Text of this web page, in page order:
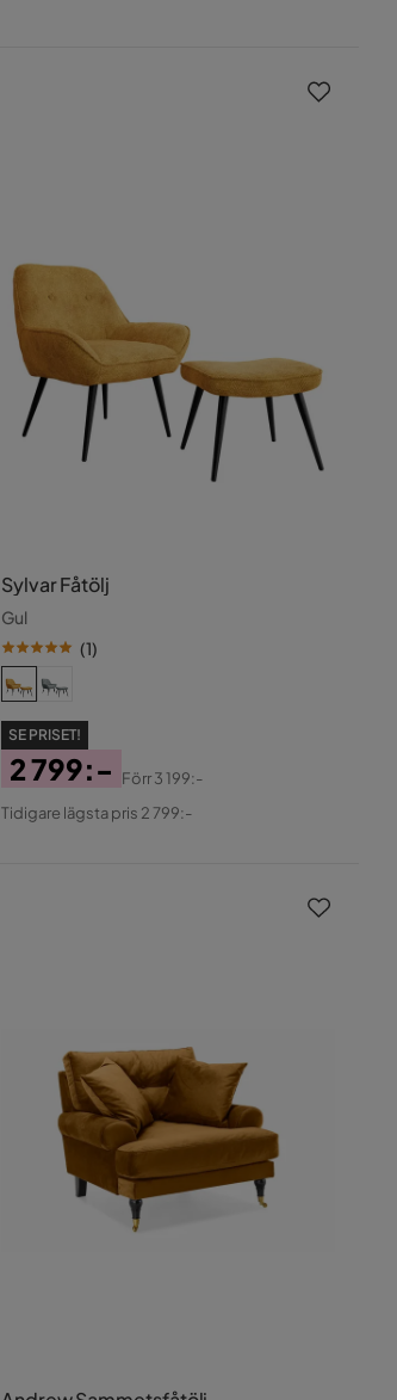
Sylvar Fåtölj
Gul
(1)
SE PRISET!
Pris
2 799:-
Original
Förr3 199:-
Tidigare lägsta pris 2 799:-